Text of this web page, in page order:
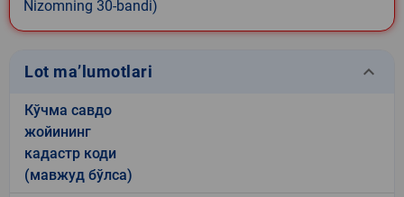
Nizomning 30-bandi)
Lot ma’lumotlari keyboard_arrow_down
Кўчма савдо
жойининг
кадастр коди
(мавжуд бўлса)